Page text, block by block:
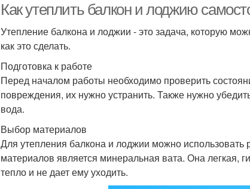
Как утеплить балкон и лоджию
Утепление балкона и лоджии - это задача, которую
как это сделать.
Подготовка к работе
Перед началом работы необходимо проверить
повреждения, их нужно устранить. Также нужно
вода.
Выбор материалов
Для утепления балкона и лоджии можно
материалов является минеральная вата. Она легкая,
тепло и не дает ему уходить.